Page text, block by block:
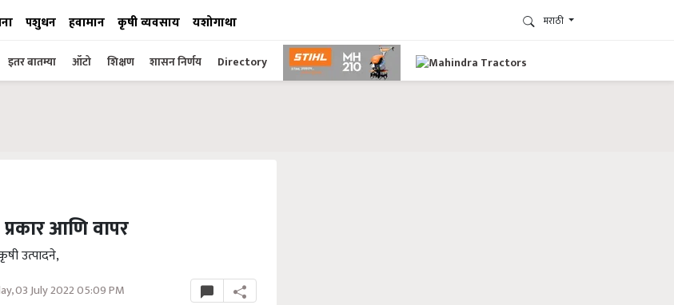
पशुधन हवामान कृषी व्यवसाय यशोगाथा मराठी
इतर बातम्या ऑटो शिक्षण शासन निर्णय Directory
आणि वापर
उत्पादने,
03 July 2022 05:09 PM